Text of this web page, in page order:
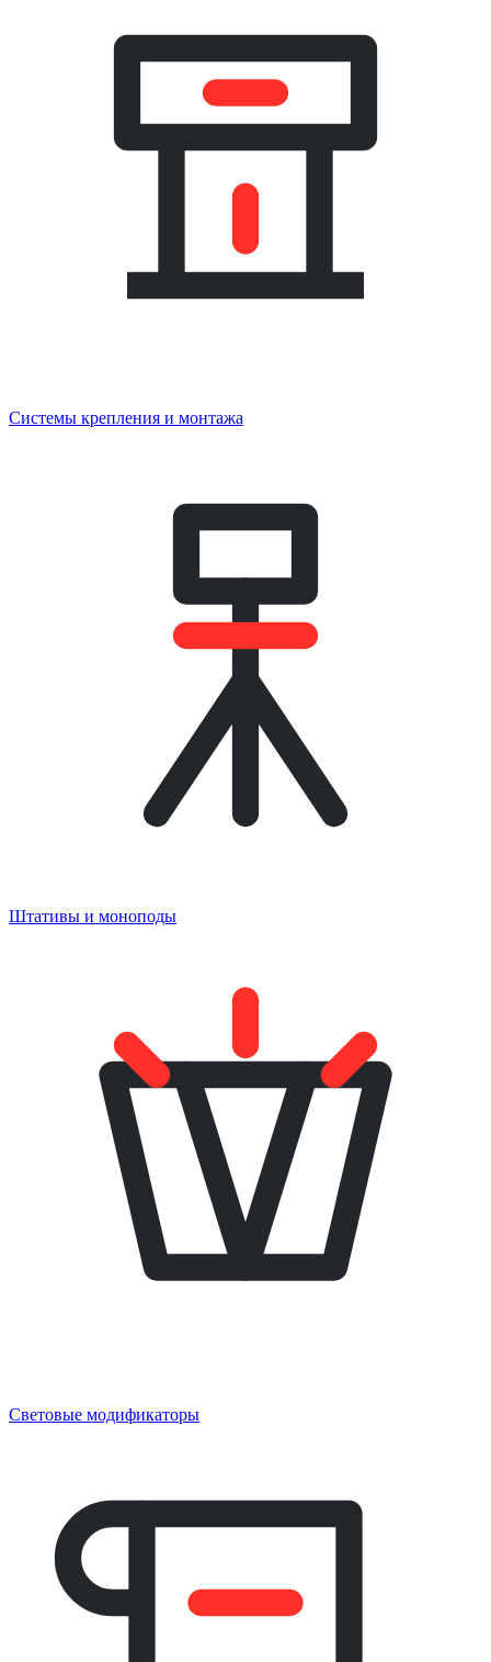
Системы крепления и монтажа
Штативы и моноподы
Световые модификаторы